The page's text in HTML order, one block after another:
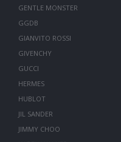
GENTLE MONSTER
GGDB
GIANVITO ROSSI
GIVENCHY
GUCCI
HERMES
HUBLOT
JIL SANDER
JIMMY CHOO